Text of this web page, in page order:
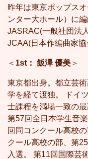
昨年は東京ポップス
ンター大ホール）に編
JASRAC(一般社団法
JCAA(日本作編曲家協
＜ 1st： 飯澤 優美 ＞
東京都出身。都立芸
学を経て渡独。 ドイ
士課程を満場一致の最
第57回全日本学生音
回同コンクール高校
クール高校の部、第
入選。 第11回国際芸